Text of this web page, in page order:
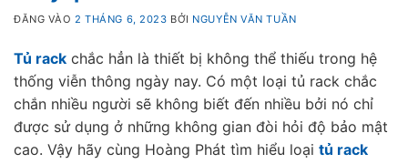
ĐĂNG VÀO 2 THÁNG 6, 2023 BỞI NGUYỄN VĂN TUẦN
Tủ rack chắc hẳn là thiết bị không thể thiếu trong hệ
thống viễn thông ngày nay. Có một loại tủ rack chắc
chắn nhiều người sẽ không biết đến nhiều bởi nó chỉ
được sử dụng ở những không gian đòi hỏi độ bảo mật
cao. Vậy hãy cùng Hoàng Phát tìm hiểu loại tủ rack